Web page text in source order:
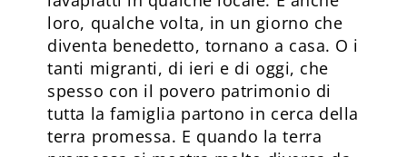
loro, qualche volta, in un giorno che
diventa benedetto, tornano a casa. O i
tanti migranti, di ieri e di oggi, che
spesso con il povero patrimonio di
tutta la famiglia partono in cerca della
terra promessa. E quando la terra